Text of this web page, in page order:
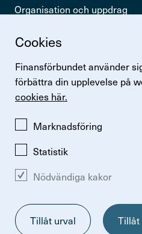
Cookies
Finansförbundet använder
förbättra din upplevelse på
cookies här.
Marknadsföring
Statistik
Nödvändiga kakor
Tillåt urval Tillåt
Organisation och uppdrag
Snabb­länkar
Logga in
Lönestatistik
Finansförbundets kollektivavtal
Perspektiv
Ändra inställningar för kakor
Så hanterar vi